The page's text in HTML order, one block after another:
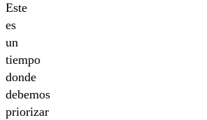
Este
es
un
tiempo
donde
debemos
priorizar